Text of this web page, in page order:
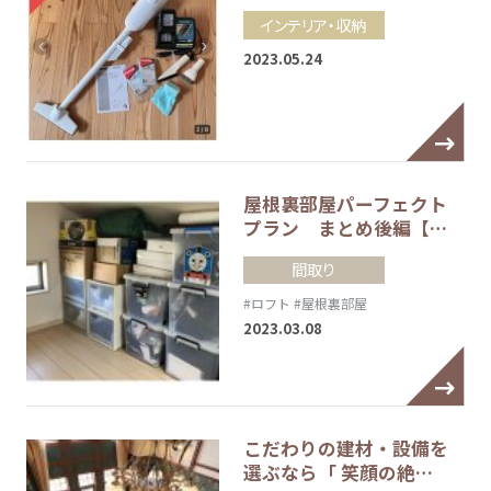
インテリア・収納
2023.05.24
屋根裏部屋パーフェクト
プラン まとめ後編【…
間取り
#ロフト #屋根裏部屋
2023.03.08
こだわりの建材・設備を
選ぶなら「 笑顔の絶…